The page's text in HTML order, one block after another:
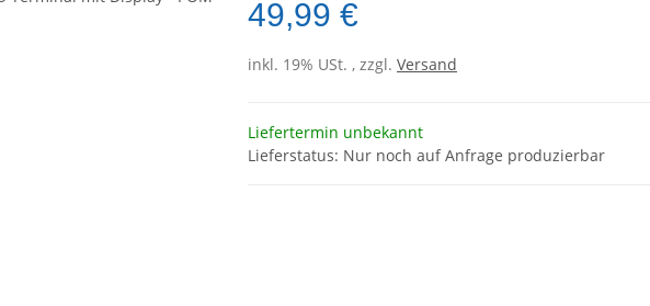
49,99 €
inkl. 19% USt. , zzgl. Versand
Liefertermin unbekannt
Lieferstatus: Nur noch auf Anfrage produzierbar